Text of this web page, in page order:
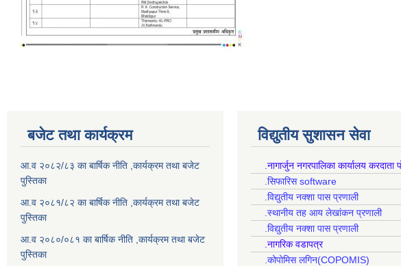
बजेट तथा कार्यक्रम
आ.व २०८२/८३ का बार्षिक नीति ,कार्यक्रम तथा बजेट
पुस्तिका
आ.व २०८१/८२ का बार्षिक नीति ,कार्यक्रम तथा बजेट
पुस्तिका
आ.व २०८०/०८१ का बार्षिक नीति ,कार्यक्रम तथा बजेट
पुस्तिका
विद्युतीय सुशासन सेवा
.नागार्जुन नगरपालिका कार्यालय करदाता
.सिफारिस software
.विद्युतीय नक्शा पास प्रणाली
.स्थानीय तह आय लेखांकन प्रणाली
.विद्युतीय नक्शा पास प्रणाली
.नागरिक वडापत्र
.कोपोमिस लगिन(COPOMIS)